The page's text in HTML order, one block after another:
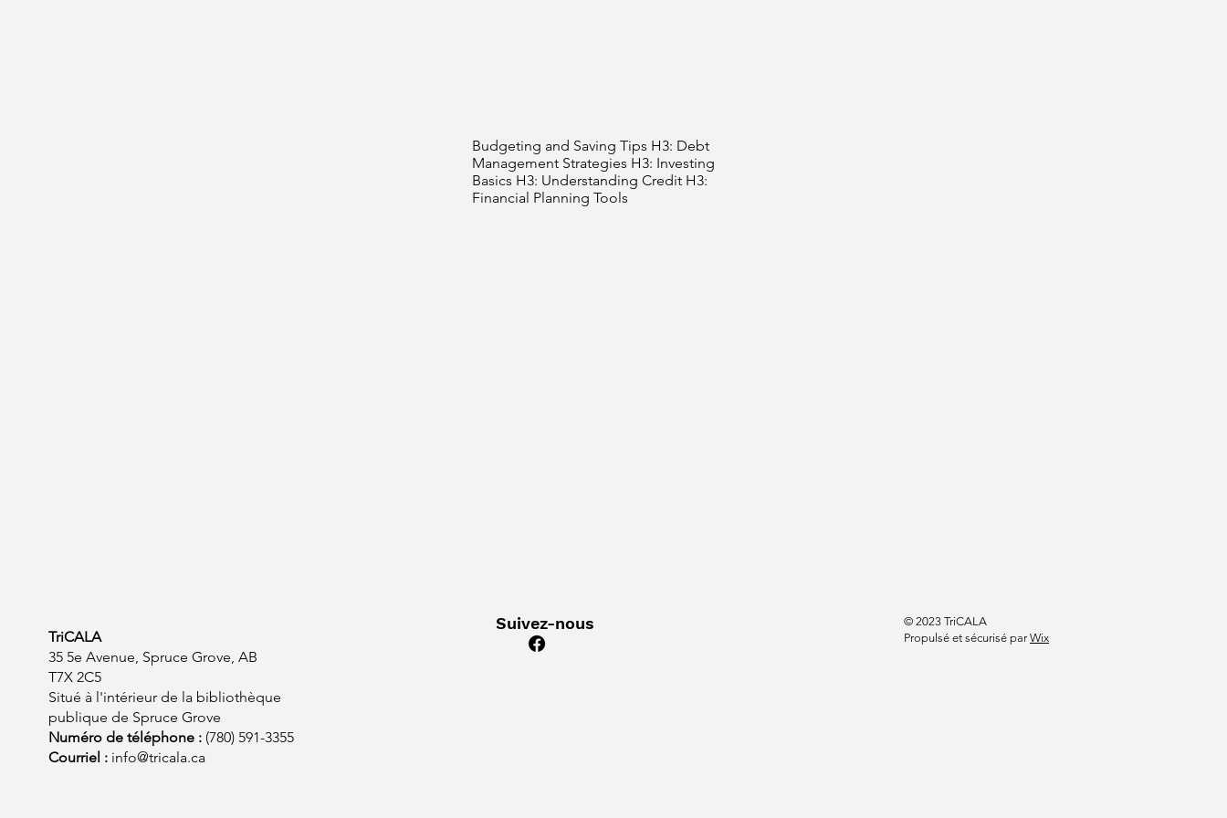
Budgeting and Saving Tips H3: Debt
Management Strategies H3: Investing
Basics H3: Understanding Credit H3:
Financial Planning Tools
TriCALA
35 5e Avenue, Spruce Grove, AB
T7X 2C5
Situé à l'intérieur de la bibliothèque
publique de Spruce Grove
Numéro de téléphone : (780) 591-3355
Courriel : info@tricala.ca
Suivez-nous
© 2023 TriCALA
Propulsé et sécurisé par Wix